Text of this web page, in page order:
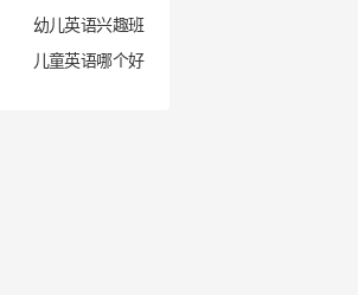
幼儿英语兴趣班
儿童英语哪个好